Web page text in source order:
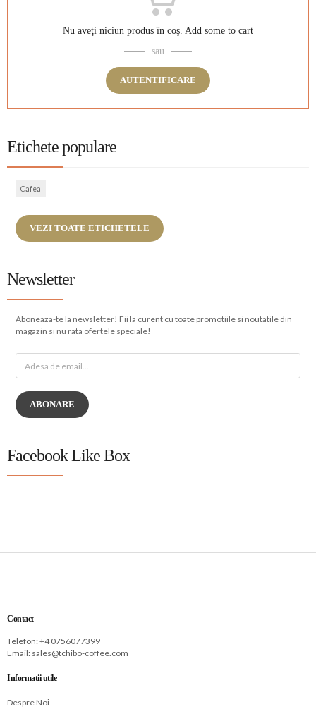
Nu aveţi niciun produs în coş. Add some to cart
sau
AUTENTIFICARE
Etichete populare
Cafea
VEZI TOATE ETICHETELE
Newsletter
Aboneaza-te la newsletter! Fii la curent cu toate promotiile si noutatile din
magazin si nu rata ofertele speciale!
ABONARE
Facebook Like Box
Contact
Telefon: +4 0756077399
Email: sales@tchibo-coffee.com
Informatii utile
Despre Noi